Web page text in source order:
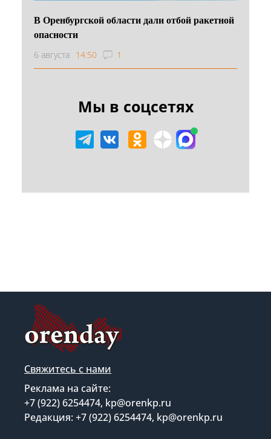
В Оренбургской области дали отбой ракетной
опасности
6 августа 14:50 1
Мы в соцсетях
Свяжитесь с нами
Реклама на сайте:
+7 (922) 6254474, kp@orenkp.ru
Редакция: +7 (922) 6254474, kp@orenkp.ru